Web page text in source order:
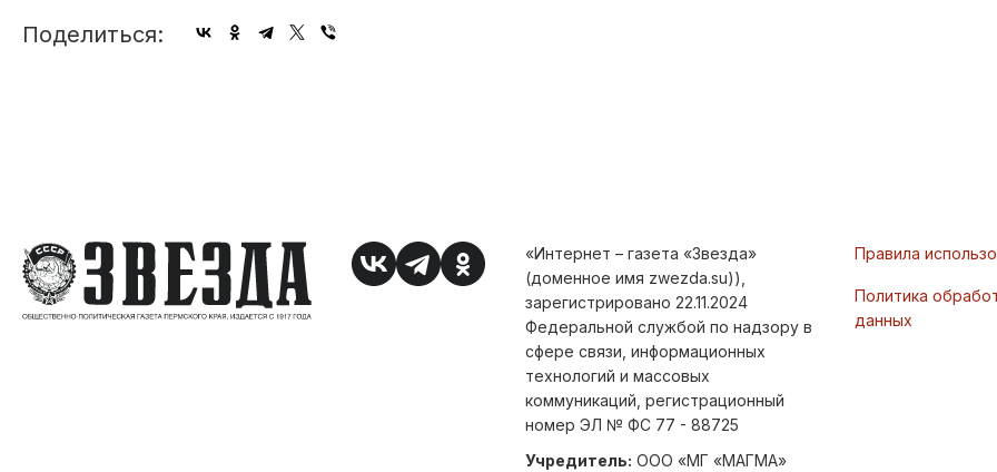
Поделиться:
«Интернет – газета «Звезда»
(доменное имя zwezda.su)),
зарегистрировано 22.11.2024
Федеральной службой по надзору в
сфере связи, информационных
технологий и массовых
коммуникаций, регистрационный
номер ЭЛ № ФС 77 - 88725
Учредитель: ООО «МГ «МАГМА»
Правила
Политика
данных